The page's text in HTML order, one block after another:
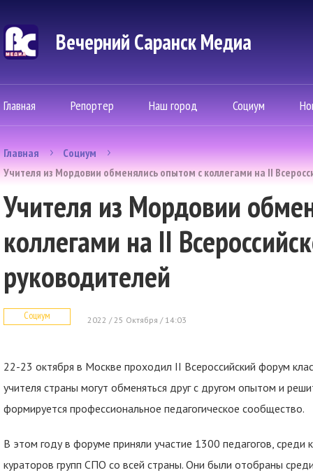
Вечерний Саранск Mедиа
Главная Репортер Наш город Социум
Главная
Социум
Учителя из Мордовии обменялись опытом с коллегами на II
Учителя из Мордовии
коллегами на II
руководителей
Социум 2022 / 25 Октября / 14:03
22-23 октября в Москве проходил II Всероссийский форум
учителя страны могут обменяться друг с другом опытом и
формируется профессиональное педагогическое сообщество.
В этом году в форуме приняли участие 1300 педагогов,
кураторов групп СПО со всей страны. Они были отобраны